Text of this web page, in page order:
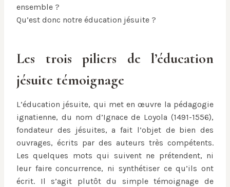
ensemble ?
Qu’est donc notre éducation jésuite ?
Les trois piliers de l’éducation
jésuite témoignage
L’éducation jésuite, qui met en œuvre la pédagogie
ignatienne, du nom d’Ignace de Loyola (1491-1556),
fondateur des jésuites, a fait l’objet de bien des
ouvrages, écrits par des auteurs très compétents.
Les quelques mots qui suivent ne prétendent, ni
leur faire concurrence, ni synthétiser ce qu’ils ont
écrit. Il s’agit plutôt du simple témoignage de